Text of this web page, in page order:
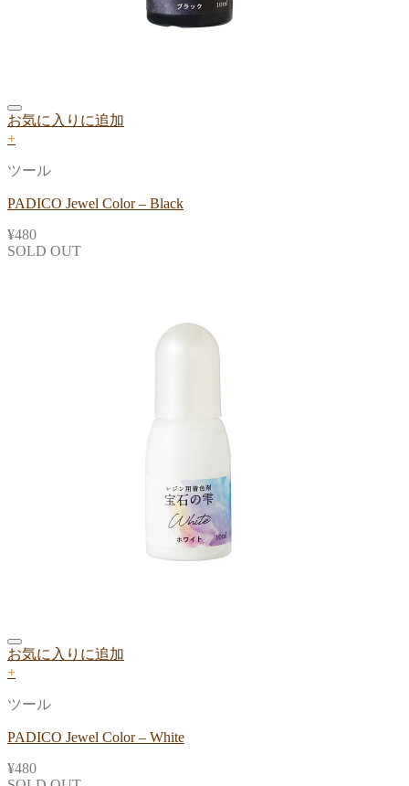
お気に入りに追加
+
ツール
PADICO Jewel Color – Black
¥480
SOLD OUT
お気に入りに追加
+
ツール
PADICO Jewel Color – White
¥480